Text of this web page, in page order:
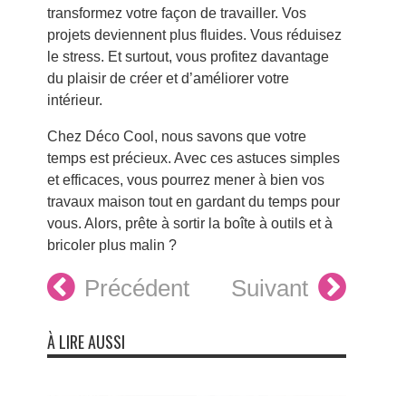
transformez votre façon de travailler. Vos
projets deviennent plus fluides. Vous réduisez
le stress. Et surtout, vous profitez davantage
du plaisir de créer et d’améliorer votre
intérieur.
Chez Déco Cool, nous savons que votre
temps est précieux. Avec ces astuces simples
et efficaces, vous pourrez mener à bien vos
travaux maison tout en gardant du temps pour
vous. Alors, prête à sortir la boîte à outils et à
bricoler plus malin ?
Précédent Suivant
À LIRE AUSSI